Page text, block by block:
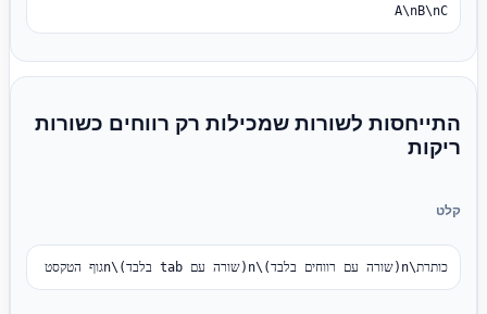
A\nB\nC
התייחסות לשורות שמכילות רק רווחים כשורות
ריקות
קלט
כותרת\n(שורה עם רווחים בלבד)\n(שורה עם tab בלבד)\nגוף הטקסט